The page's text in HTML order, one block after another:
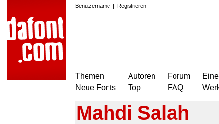
Benutzername | Registrieren
Themen
Neue Fonts
Autoren
Top
Forum
FAQ
Mahdi Salah